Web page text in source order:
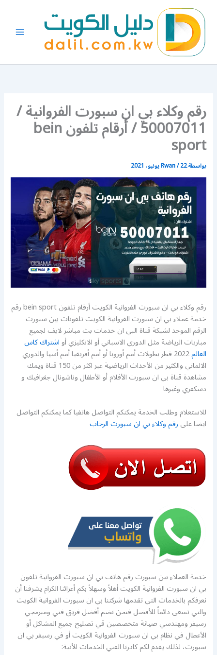
المحتوى
رقم وكلاء بي ان سبورت الفروانية /
50007011 / أرقام تلفون bein
sport
بواسطة Rwan/22 يونيو، 2021
رقم وكلاء بي ان سبورت الفروانية الكويت أرقام تلفون bein sport رقم
خدمة عملاء بي ان سبورت الفروانية الكويت تلفونات بين سبورت
الرقم الموحد لشبكة قناة البي ان خدمات بث مباشر لايف لجميع
مباريات الرياضة مثل الدوري الاسباني أو الانكليزي أواشتراك كاس
العالم 2022 قطر بطولات أمم أوروبا أو أمم أفريقيا أمم أسيا والدوري
الالماني والكثير من الأحداث الرياضية عبر اكثر من 150 قناة ويمك
مشاهدة قناة بي ان سبورت الأفلام أو الأطفال وناشونال جغرافيك و
دسكفري وغيرها
للاستعلام وطلب الخدمة يمكنكم التواصل هاتفيا كما يمكنكم التواصل
ايضا علىرقم وكلاء بي ان سبورت الرحاب
خدمة العملاء بين سبورت رقم هاتف بي ان سبورت الفروانية تلفون
بي ان سبورت الفروانية الكويت أهلاً وسهلاً بكم أعزائنا الكرام يشرفنا أن
نعرفكم بالخدمات التي تقدمها شركتنا بي ان سبورت الفروانية الكويت
والتي تسعى دائماً للأفضل فنحن نضم أفضل فريق فني ومبرمجي
رسيفر ومهندسي صيانة متخصصين قي تصليح جميع المشاكل أو
الأعطال في نظام بي ان سبورت الفروانية الكويت أو في رسيفر بي ان
سبورت، لذلك يقدم لكم كادرنا الفني الخدمات الأتية: